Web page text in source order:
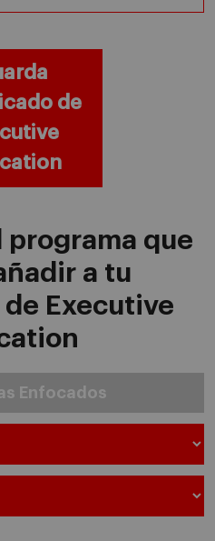
de
programa que
a tu
Executive
Enfocados